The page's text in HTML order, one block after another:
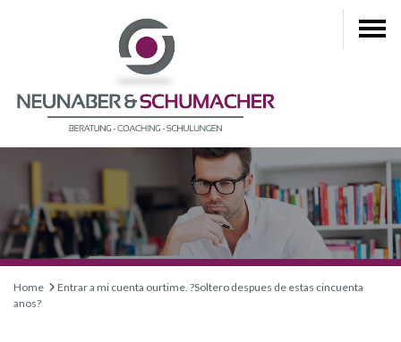
Home
Entrar a mi cuenta ourtime. ?Soltero despues de estas cincuenta
anos?